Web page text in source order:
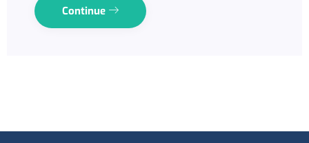
Continue